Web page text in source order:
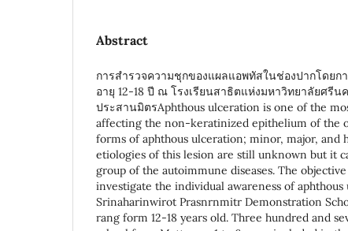
Abstract
การสำรวจความชุกของแผลแอพทัสในช่องปากโดยก
อายุ 12-18 ปี ณ โรงเรียนสาธิตแห่งมหาวิทยาลัยศรี
ประสานมิตรAphthous ulceration is one of the
affecting the non-keratinized epithelium of the
forms of aphthous ulceration; minor, major, and
etiologies of this lesion are still unknown but it
group of the autoimmune diseases. The
investigate the individual awareness of
Srinaharinwirot Prasnrnmitr Demonstration
rang form 12-18 years old. Three hundred and